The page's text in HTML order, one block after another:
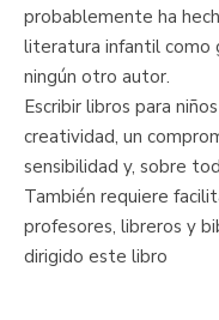
probablemente ha
literatura infantil como
ningún otro autor.
Escribir libros para
creatividad, un
sensibilidad y, sobre
También requiere
profesores, libreros y
dirigido este libro